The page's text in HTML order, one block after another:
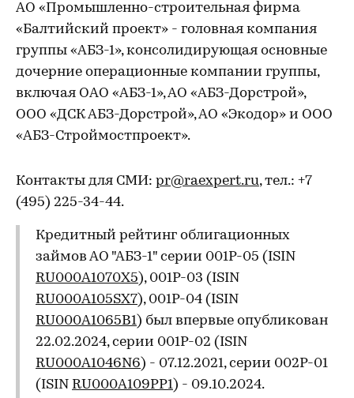
АО «Промышленно-строительная фирма
«Балтийский проект» - головная компания
группы «АБЗ-1», консолидирующая основные
дочерние операционные компании группы,
включая ОАО «АБЗ-1», АО «АБЗ-Дорстрой»,
ООО «ДСК АБЗ-Дорстрой», АО «Экодор» и ООО
«АБЗ-Строймостпроект».
Контакты для СМИ: pr@raexpert.ru, тел.: +7
(495) 225-34-44.
Кредитный рейтинг облигационных
займов АО "АБЗ-1" серии 001Р-05 (ISIN
RU000A1070X5), 001Р-03 (ISIN
RU000A105SX7), 001Р-04 (ISIN
RU000A1065B1) был впервые опубликован
22.02.2024, серии 001Р-02 (ISIN
RU000A1046N6) - 07.12.2021, серии 002Р-01
(ISIN RU000A109PP1) - 09.10.2024.